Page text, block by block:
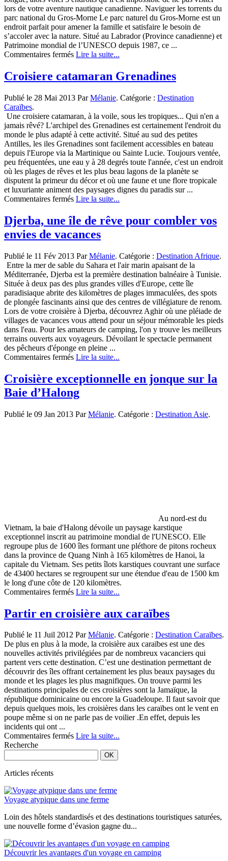
lors de votre aventure nautique canadienne. Naviguer les torrents du
parc national du Gros-Morne Le parc naturel du Gros-Morne est un
endroit parfait pour amener la famille et satisfaire le besoin de
s’accoler avec la nature. Situé au Labrador (Province canadienne) et
Patrimoine mondial de l’UNESCO depuis 1987, ce ...
Commentaires ferméssur
Canada
bateau
Lire la suite...
Croisiere catamaran Grenadines
Publié le 28 Mai 2013 ParMélanie. Catégorie : Destination
Caraïbes.
Une croisiere catamaran, à la voile, sous les tropiques... Qui n'en a
jamais rêvé? L'archipel des Grenadines est certainement l'endroit du
monde le plus adapté à cette activité. Situé au sud des petites
Antilles, les iles Grenadines sont facilement accessibles en bateau
depuis l'Europe via la Martinique ou Sainte Lucie. Toujours ventée,
peu fréquentées, une eau y à 28 degrés toute l'année, c'est un endroit
où les plages de rêves et les plus beau lagons de la planète se
disputent la primeur du décor et où une faune et une flore tropicale
et luxuriante animent des paysages dignes du paradis sur ...
Commentaires ferméssur
catamaran
Grenadines
Lire la suite...
Djerba, une île de rêve pour combler vos
envies de vacances
Publié le 11 Fév 2013 ParMélanie. Catégorie : Destination Afrique.
Entre la mer de sable du Sahara et l'air marin apaisant de la
Méditerranée, Djerba est la première destination balnéaire à Tunisie.
Située à deux pas des plus grandes villes d'Europe, cette île
paradisiaque abrite des kilomètres de plages immaculées, des spots
de plongée fascinants ainsi que des centres de villégiature de renom.
Lors de votre croisière à Djerba, découvrez Aghir où une pléiade de
villages de vacances vous attend pour un séjour mémorable les pieds
dans l'eau. Pour les amateurs de camping, l'on y trouve les meilleurs
terrains ouverts aux voyageurs. Dévoilant le spectacle permanent
des pêcheurs d'éponge en pleine ...
Commentaires ferméssur
île
de
pour
combler
Lire la suite...
Croisière exceptionnelle en jonque sur la
Baie d’Halong
Publié le 09 Jan 2013 ParMélanie. Catégorie : Destination Asie.
Au nord-est du
Vietnam, la baie d'Halong dévoile un paysage karstique
exceptionnel inscrit au patrimoine mondial de l'UNESCO. Elle
regroupe plus de 1600 îles formant une pléthore de pitons rocheux
dans la province de Quang Ninh à 165 kilomètres de Hanoi, la
capitale du Vietnam. Ses petits îlots karstiques couvrant une surface
de 43400 hectares se regroupent sur une étendue d'eau de 1500 km
le long d'une côte de 120 kilomètres.
Commentaires ferméssur
exceptionnelle
en
sur
la
Baie
d’Halong
Lire la suite...
Partir en croisière aux caraïbes
Publié le 11 Juil 2012 ParMélanie. Catégorie : Destination Caraïbes.
De plus en plus à la mode, la croisière aux caraïbes est une des
nouvelles activités privilégiées par de nombreux vacanciers qui
partent vers cette destination. C’est une destination permettant de
découvrir des îles offrant certainement les plus beaux paysages du
monde et les plages les plus magnifiques. On trouve parmi les
destinations principales de ces croisières sont la Jamaïque, la
république dominicaine ou encore la Guadeloupe. Il faut savoir que
depuis quelques mois, les croisières dans les caraïbes ont le vent en
poupe même si on ne parle pas de voilier .En effet, depuis les
incidents qui ont ...
Commentaires ferméssur
croisière
Lire la suite...
Recherche
Articles récents
Voyage atypique dans une ferme
Loin des hôtels standardisés et des destinations touristiques saturées,
une nouvelle forme d’évasion gagne du...
Découvrir les avantages d'un voyage en camping